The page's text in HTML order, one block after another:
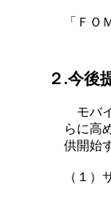
「Ｆ
２.今後
モバ
らに高
供開始
（１）